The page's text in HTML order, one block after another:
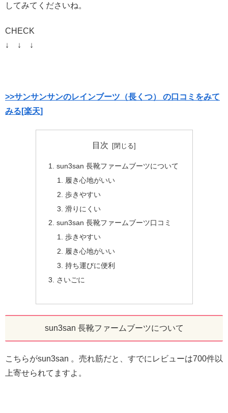
してみてくださいね。
CHECK
↓ ↓ ↓
>>サンサンサンのレインブーツ（長くつ） の口コミをみて
みる[楽天]
目次
sun3san 長靴ファームブーツについて
履き心地がいい
歩きやすい
滑りにくい
sun3san 長靴ファームブーツ口コミ
歩きやすい
履き心地がいい
持ち運びに便利
さいごに
sun3san 長靴ファームブーツについて
こちらがsun3san 。売れ筋だと、すでにレビューは700件以
上寄せられてますよ。